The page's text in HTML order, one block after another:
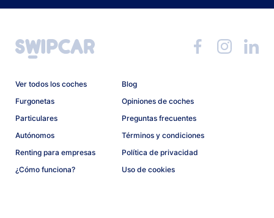
Ver todos los coches
Furgonetas
Particulares
Autónomos
Renting para empresas
¿Cómo funciona?
Blog
Opiniones de coches
Preguntas frecuentes
Términos y condiciones
Política de privacidad
Uso de cookies